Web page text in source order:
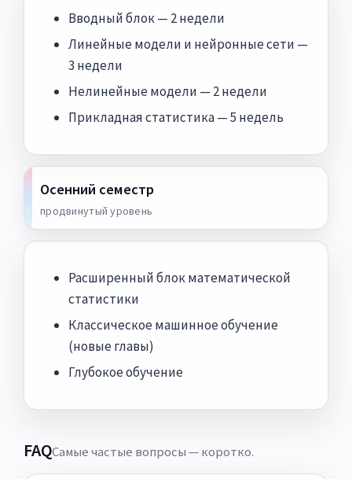
Вводный блок — 2 недели
Линейные модели и нейронные сети —
3 недели
Нелинейные модели — 2 недели
Прикладная статистика — 5 недель
Осенний семестр
продвинутый уровень
Расширенный блок математической
статистики
Классическое машинное обучение
(новые главы)
Глубокое обучение
FAQСамые частые вопросы — коротко.